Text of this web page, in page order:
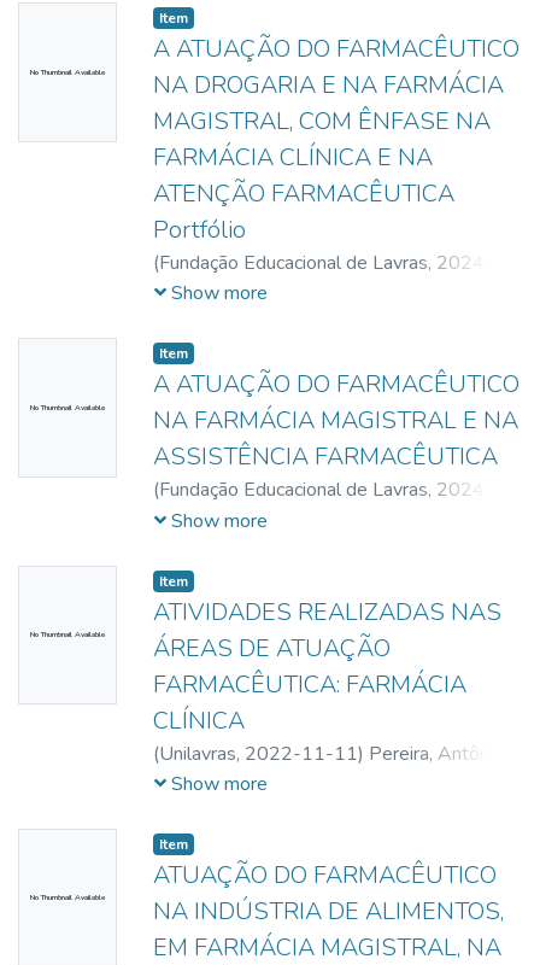
Aparecida Delfino dos
Resende de
No Thumbnail Available
Item
A ATUAÇÃO DO FARMACÊUTICO
NA DROGARIA E NA FARMÁCIA
MAGISTRAL, COM ÊNFASE NA
FARMÁCIA CLÍNICA E NA
ATENÇÃO FARMACÊUTICA
Portfólio
(Fundação Educacional de Lavras, 2024-
11-22)Rezende, Bruna Mayrinck de
Jéssica de Paula
Show more
No Thumbnail Available
Item
A ATUAÇÃO DO FARMACÊUTICO
NA FARMÁCIA MAGISTRAL E NA
ASSISTÊNCIA FARMACÊUTICA
(Fundação Educacional de Lavras, 2024-
11-22)Domingues, Dennys Cardoso
Bello
Taisa
Show more
No Thumbnail Available
Item
ATIVIDADES REALIZADAS NAS
ÁREAS DE ATUAÇÃO
FARMACÊUTICA: FARMÁCIA
CLÍNICA
(Unilavras, 2022-11-11) Pereira, Antônio
Fernando Canaan
Wlliana Aparecida de Jesus Souza
Show more
No Thumbnail Available
Item
ATUAÇÃO DO FARMACÊUTICO
NA INDÚSTRIA DE ALIMENTOS,
EM FARMÁCIA MAGISTRAL, NA